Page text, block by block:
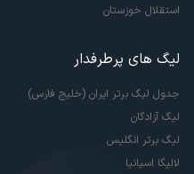
استقلال خوزستان
لیگ های پرطرفدار
جدول لیگ برتر ایران (خلیج فارس)
لیگ آزادگان
لیگ برتر انگلیس
لالیگا اسپانیا